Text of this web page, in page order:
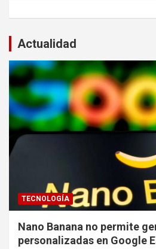
Actualidad
TECNOLOGÍA
Nano Banana no permite
personalizadas en Google